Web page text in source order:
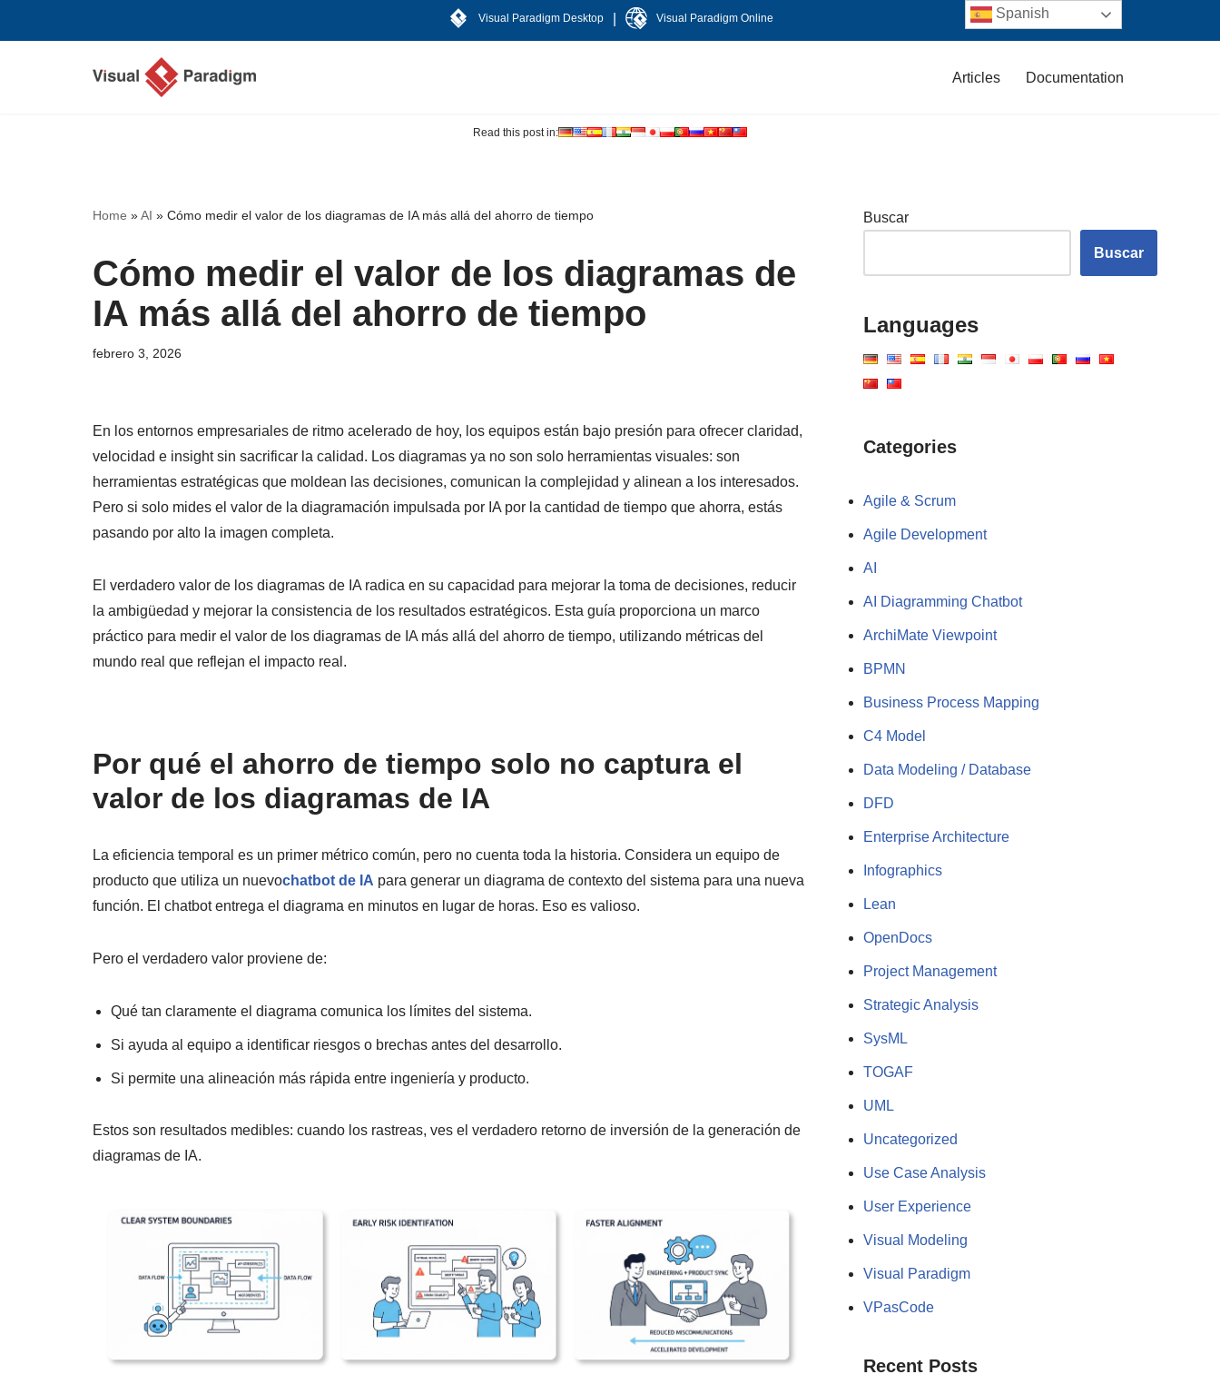
Visual Paradigm Desktop Visual Paradigm Online
Articles Documentation
Read this post in:
Home »AI » Cómo medir el valor de los diagramas de IA más allá del ahorro de tiempo
Cómo medir el valor de los diagramas de
IA más allá del ahorro de tiempo
febrero 3, 2026
En los entornos empresariales de ritmo acelerado de hoy, los equipos están bajo presión para ofrecer claridad,
velocidad e insight sin sacrificar la calidad. Los diagramas ya no son solo herramientas visuales: son
herramientas estratégicas que moldean las decisiones, comunican la complejidad y alinean a los interesados.
Pero si solo mides el valor de la diagramación impulsada por IA por la cantidad de tiempo que ahorra, estás
pasando por alto la imagen completa.
El verdadero valor de los diagramas de IA radica en su capacidad para mejorar la toma de decisiones, reducir
la ambigüedad y mejorar la consistencia de los resultados estratégicos. Esta guía proporciona un marco
práctico para medir el valor de los diagramas de IA más allá del ahorro de tiempo, utilizando métricas del
mundo real que reflejan el impacto real.
Por qué el ahorro de tiempo solo no captura el
valor de los diagramas de IA
La eficiencia temporal es un primer métrico común, pero no cuenta toda la historia. Considera un equipo de
producto que utiliza un nuevochatbot de IA para generar un diagrama de contexto del sistema para una nueva
función. El chatbot entrega el diagrama en minutos en lugar de horas. Eso es valioso.
Pero el verdadero valor proviene de:
Qué tan claramente el diagrama comunica los límites del sistema.
Si ayuda al equipo a identificar riesgos o brechas antes del desarrollo.
Si permite una alineación más rápida entre ingeniería y producto.
Estos son resultados medibles: cuando los rastreas, ves el verdadero retorno de inversión de la generación de
diagramas de IA.
Buscar
Buscar
Languages
Categories
Agile & Scrum
Agile Development
AI
AI Diagramming Chatbot
ArchiMate Viewpoint
BPMN
Business Process Mapping
C4 Model
Data Modeling / Database
DFD
Enterprise Architecture
Infographics
Lean
OpenDocs
Project Management
Strategic Analysis
SysML
TOGAF
UML
Uncategorized
Use Case Analysis
User Experience
Visual Modeling
Visual Paradigm
VPasCode
Recent Posts
Spanish